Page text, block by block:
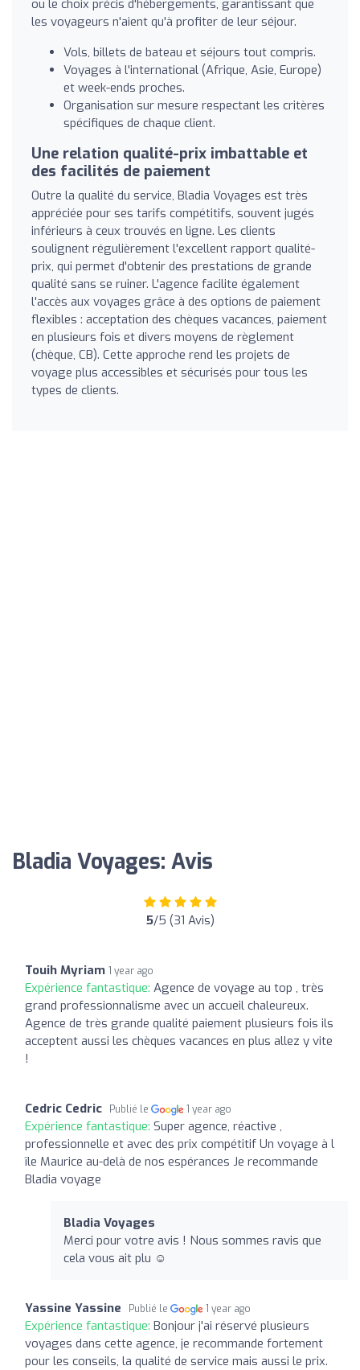
ou le choix précis d'hébergements, garantissant que
les voyageurs n'aient qu'à profiter de leur séjour.
Vols, billets de bateau et séjours tout compris.
Voyages à l'international (Afrique, Asie, Europe)
et week-ends proches.
Organisation sur mesure respectant les critères
spécifiques de chaque client.
Une relation qualité-prix imbattable et
des facilités de paiement
Outre la qualité du service, Bladia Voyages est très
appréciée pour ses tarifs compétitifs, souvent jugés
inférieurs à ceux trouvés en ligne. Les clients
soulignent régulièrement l'excellent rapport qualité-
prix, qui permet d'obtenir des prestations de grande
qualité sans se ruiner. L'agence facilite également
l'accès aux voyages grâce à des options de paiement
flexibles : acceptation des chèques vacances, paiement
en plusieurs fois et divers moyens de règlement
(chèque, CB). Cette approche rend les projets de
voyage plus accessibles et sécurisés pour tous les
types de clients.
Bladia Voyages: Avis
5/5 (31 Avis)
Touih Myriam 1 year ago
Expérience fantastique: Agence de voyage au top , très
grand professionnalisme avec un accueil chaleureux.
Agence de très grande qualité paiement plusieurs fois ils
acceptent aussi les chèques vacances en plus allez y vite
!
Cedric Cedric Publié le 1 year ago
Expérience fantastique: Super agence, réactive ,
professionnelle et avec des prix compétitif Un voyage à l
île Maurice au-delà de nos espérances Je recommande
Bladia voyage
Bladia Voyages
Merci pour votre avis ! Nous sommes ravis que
cela vous ait plu ☺️
Yassine Yassine Publié le 1 year ago
Expérience fantastique: Bonjour j'ai réservé plusieurs
voyages dans cette agence, je recommande fortement
pour les conseils, la qualité de service mais aussi le prix.